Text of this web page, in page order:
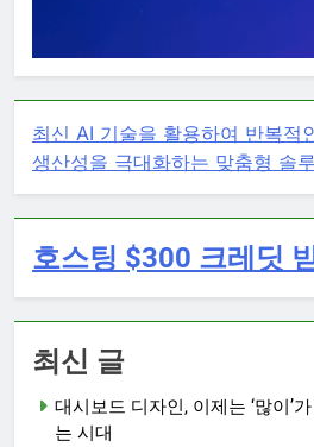
최신 AI 기술을 활용하여 반복적
생산성을 극대화하는 맞춤형 솔
호스팅 $300 크레딧
최신 글
대시보드 디자인, 이제는 ‘많이’
는 시대